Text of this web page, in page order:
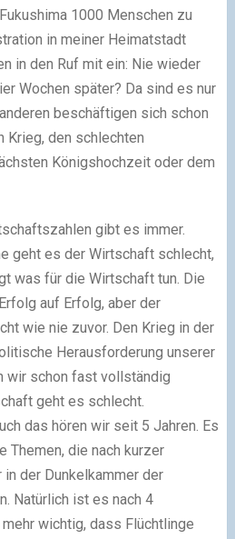
1000 Menschen zu
in meiner Heimatstadt
in den Ruf mit ein: Nie wieder
Wochen später? Da sind es nur
beschäftigen sich schon
Krieg, den schlechten
Königshochzeit oder dem
gibt es immer.
geht es der Wirtschaft schlecht,
was für die Wirtschaft tun. Die
auf Erfolg, aber der
wie nie zuvor. Den Krieg in der
Herausforderung unserer
wir schon fast vollständig
geht es schlecht.
das hören wir seit 5 Jahren. Es
Themen, die nach kurzer
der Dunkelkammer der
Natürlich ist es nach 4
wichtig, dass Flüchtlinge